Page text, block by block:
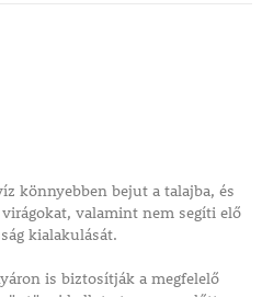
könnyebben bejut a talajba, és
valamint nem segíti elő
kialakulását.
is biztosítják a megfelelő